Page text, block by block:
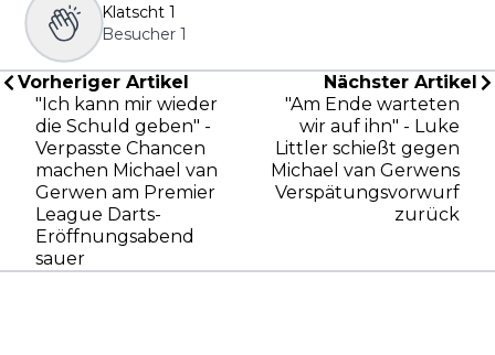
Klatscht 1
Besucher 1
Vorheriger Artikel
"Ich kann mir wieder
die Schuld geben" -
Verpasste Chancen
machen Michael van
Gerwen am Premier
League Darts-
Eröffnungsabend
sauer
Nächster Artikel
"Am Ende warteten
wir auf ihn" - Luke
Littler schießt gegen
Michael van Gerwens
Verspätungsvorwurf
zurück